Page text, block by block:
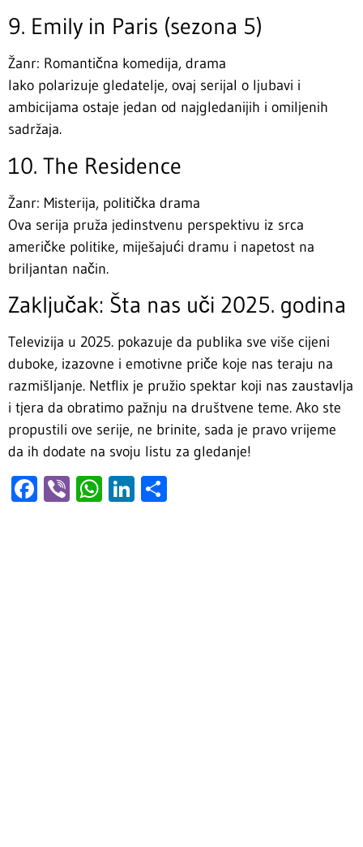
9. Emily in Paris (sezona 5)
Žanr: Romantična komedija, drama
Iako polarizuje gledatelje, ovaj serijal o ljubavi i
ambicijama ostaje jedan od najgledanijih i omiljenih
sadržaja.
10. The Residence
Žanr: Misterija, politička drama
Ova serija pruža jedinstvenu perspektivu iz srca
američke politike, miješajući dramu i napetost na
briljantan način.
Zaključak: Šta nas uči 2025. godina
Televizija u 2025. pokazuje da publika sve više cijeni
duboke, izazovne i emotivne priče koje nas teraju na
razmišljanje. Netflix je pružio spektar koji nas zaustavlja
i tjera da obratimo pažnju na društvene teme. Ako ste
propustili ove serije, ne brinite, sada je pravo vrijeme
da ih dodate na svoju listu za gledanje!
Facebook
ViberWhatsApp
LinkedIn